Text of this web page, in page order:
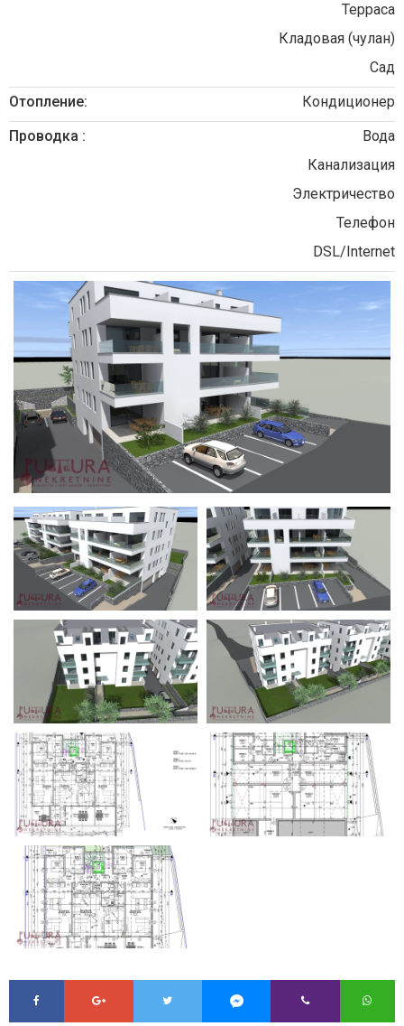
Терраса
Кладовая (чулан)
Сад
Отопление:
Кондиционер
Проводка :
Вода
Канализация
Электричество
Телефон
DSL/Internet